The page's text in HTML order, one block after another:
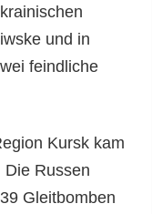
und in
feindliche
Kursk kam
Russen
Gleitbomben